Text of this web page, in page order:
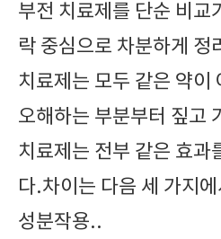
부전 치료제를 단순 비교
락 중심으로 차분하게
치료제는 모두 같은 약이
오해하는 부분부터 짚고
치료제는 전부 같은 효과
다.차이는 다음 세 가지
성분작용..